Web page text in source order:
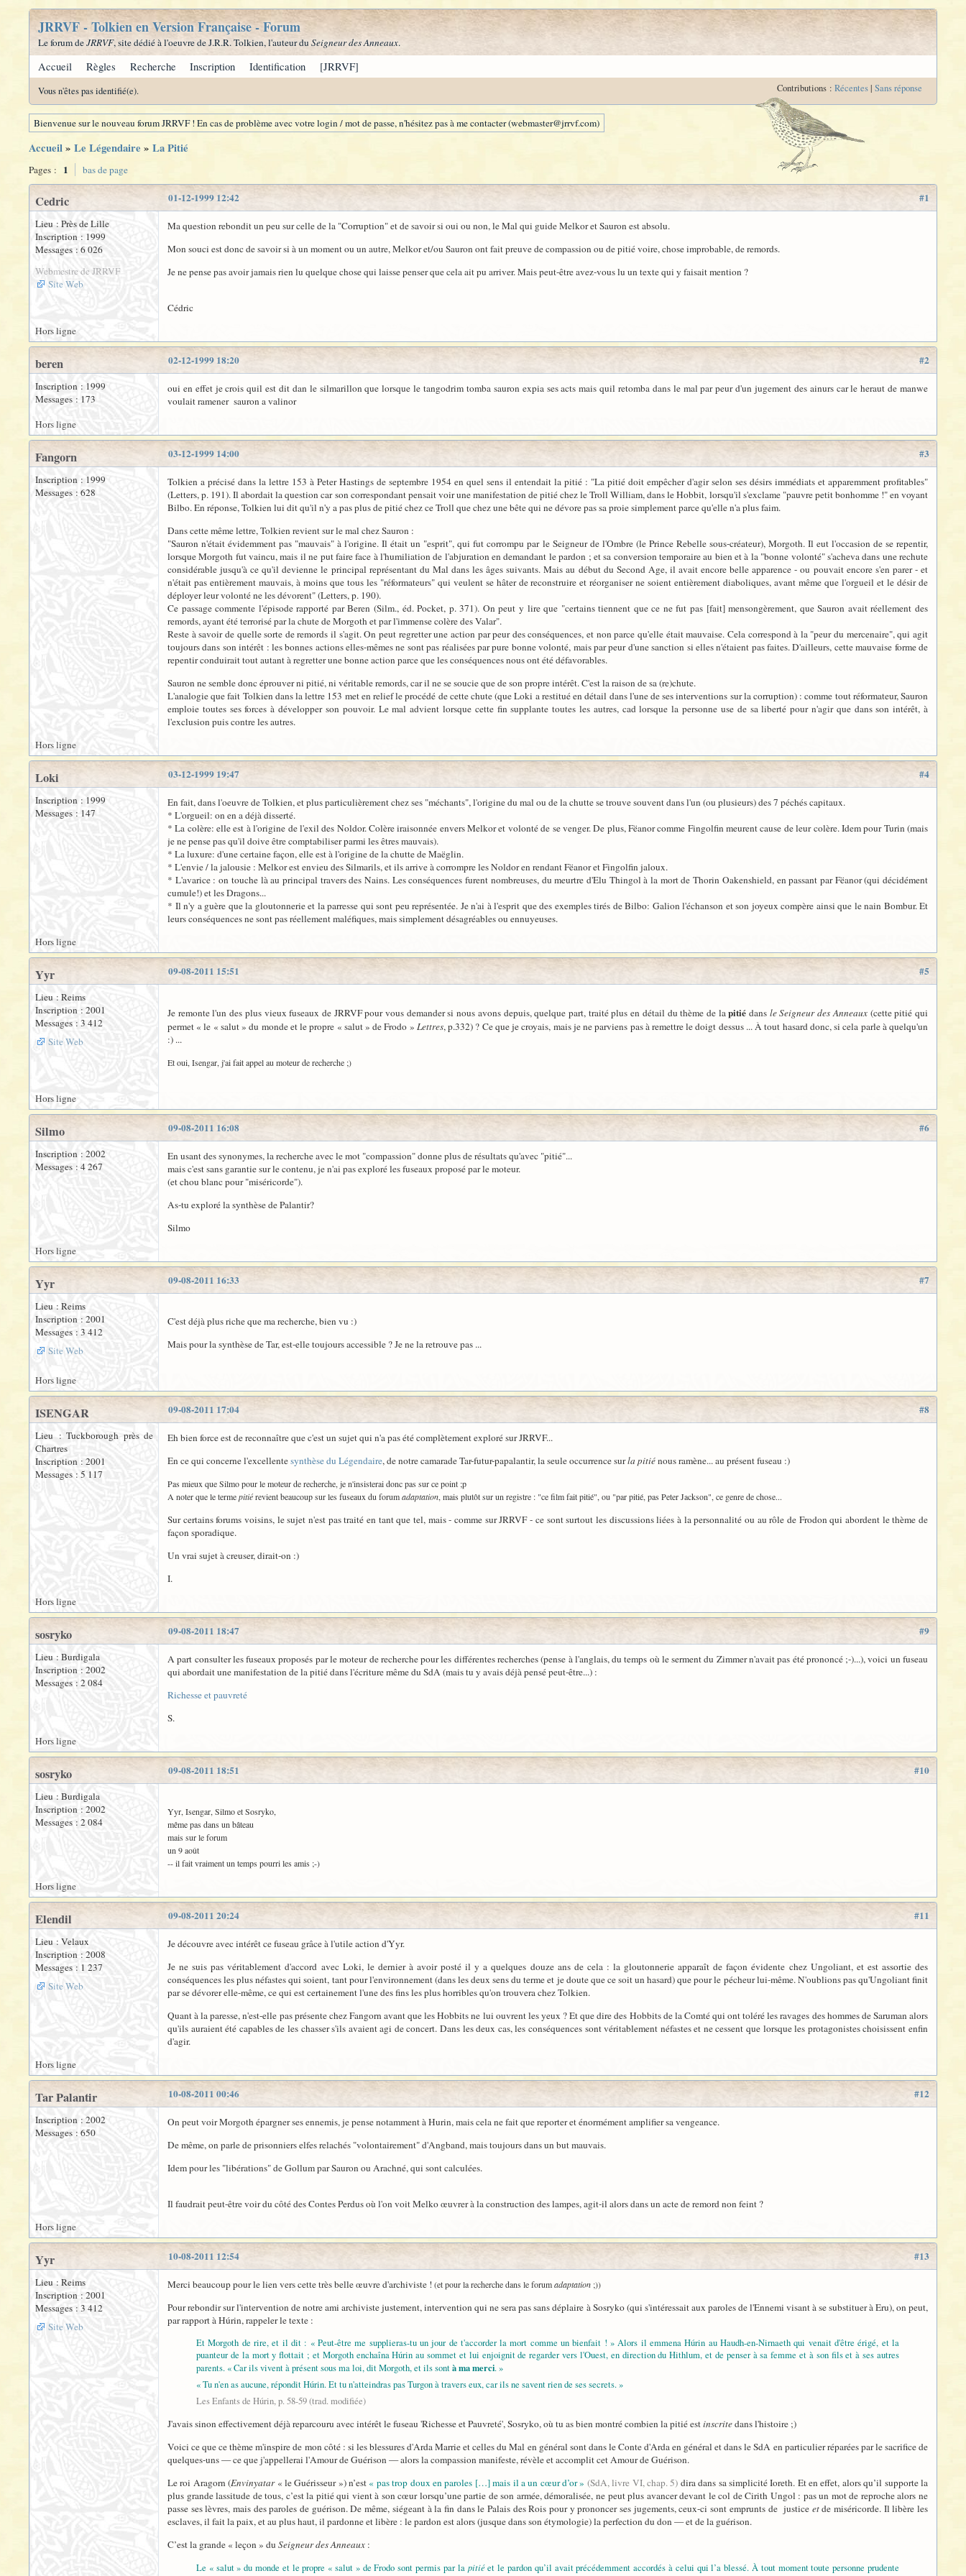
JRRVF - Tolkien en Version Française - Forum
Le forum deJRRVF, site dédié à l'oeuvre de J.R.R. Tolkien, l'auteur du Seigneur des Anneaux.
Accueil Règles Recherche Inscription Identification [JRRVF]
Vous n'êtes pas identifié(e). Contributions : Récentes| Sans réponse
Bienvenue sur le nouveau forum JRRVF ! En cas de problème avec votre login / mot de passe, n'hésitez pas à me contacter (webmaster@jrrvf.com)
Accueil» Le Légendaire » La Pitié
Pages : 1 bas de page
#1
01-12-1999 12:42
Cedric
Lieu : Près de Lille
Inscription : 1999
Messages : 6 026
Webmestre de JRRVF
Site Web
Ma question rebondit un peu sur celle de la "Corruption" et de savoir si oui ou non, le Mal qui guide Melkor et Sauron est absolu.
Mon souci est donc de savoir si à un moment ou un autre, Melkor et/ou Sauron ont fait preuve de compassion ou de pitié voire, chose improbable, de remords.
Je ne pense pas avoir jamais rien lu quelque chose qui laisse penser que cela ait pu arriver. Mais peut-être avez-vous lu un texte qui y faisait mention ?
Cédric
Hors ligne
#2
02-12-1999 18:20
beren
Inscription : 1999
Messages : 173
oui en effet je crois quil est dit dan le silmarillon que lorsque le tangodrim tomba sauron expia ses acts mais quil retomba dans le mal par peur d'un jugement des ainurs car le heraut de manwe
voulait ramener sauron a valinor
Hors ligne
#3
03-12-1999 14:00
Fangorn
Inscription : 1999
Messages : 628
Tolkien a précisé dans la lettre 153 à Peter Hastings de septembre 1954 en quel sens il entendait la pitié : "La pitié doit empêcher d'agir selon ses désirs immédiats et apparemment profitables"
(Letters, p. 191). Il abordait la question car son correspondant pensait voir une manifestation de pitié chez le Troll William, dans le Hobbit, lorsqu'il s'exclame "pauvre petit bonhomme !" en voyant
Bilbo. En réponse, Tolkien lui dit qu'il n'y a pas plus de pitié chez ce Troll que chez une bête qui ne dévore pas sa proie simplement parce qu'elle n'a plus faim.
Dans cette même lettre, Tolkien revient sur le mal chez Sauron :
"Sauron n'était évidemment pas "mauvais" à l'origine. Il était un "esprit", qui fut corrompu par le Seigneur de l'Ombre (le Prince Rebelle sous-créateur), Morgoth. Il eut l'occasion de se repentir,
lorsque Morgoth fut vaincu, mais il ne put faire face à l'humiliation de l'abjuration en demandant le pardon ; et sa conversion temporaire au bien et à la "bonne volonté" s'acheva dans une rechute
considérable jusqu'à ce qu'il devienne le principal représentant du Mal dans les âges suivants. Mais au début du Second Age, il avait encore belle apparence - ou pouvait encore s'en parer - et
n'était pas entièrement mauvais, à moins que tous les "réformateurs" qui veulent se hâter de reconstruire et réorganiser ne soient entièrement diaboliques, avant même que l'orgueil et le désir de
déployer leur volonté ne les dévorent" (Letters, p. 190).
Ce passage commente l'épisode rapporté par Beren (Silm., éd. Pocket, p. 371). On peut y lire que "certains tiennent que ce ne fut pas [fait] mensongèrement, que Sauron avait réellement des
remords, ayant été terrorisé par la chute de Morgoth et par l'immense colère des Valar".
Reste à savoir de quelle sorte de remords il s'agit. On peut regretter une action par peur des conséquences, et non parce qu'elle était mauvaise. Cela correspond à la "peur du mercenaire", qui agit
toujours dans son intérêt : les bonnes actions elles-mêmes ne sont pas réalisées par pure bonne volonté, mais par peur d'une sanction si elles n'étaient pas faites. D'ailleurs, cette mauvaise forme de
repentir conduirait tout autant à regretter une bonne action parce que les conséquences nous ont été défavorables.
Sauron ne semble donc éprouver ni pitié, ni véritable remords, car il ne se soucie que de son propre intérêt. C'est la raison de sa (re)chute.
L'analogie que fait Tolkien dans la lettre 153 met en relief le procédé de cette chute (que Loki a restitué en détail dans l'une de ses interventions sur la corruption) : comme tout réformateur, Sauron
emploie toutes ses forces à développer son pouvoir. Le mal advient lorsque cette fin supplante toutes les autres, cad lorsque la personne use de sa liberté pour n'agir que dans son intérêt, à
l'exclusion puis contre les autres.
Hors ligne
#4
03-12-1999 19:47
Loki
Inscription : 1999
Messages : 147
En fait, dans l'oeuvre de Tolkien, et plus particulièrement chez ses "méchants", l'origine du mal ou de la chutte se trouve souvent dans l'un (ou plusieurs) des 7 péchés capitaux.
* L'orgueil: on en a déjà disserté.
* La colère: elle est à l'origine de l'exil des Noldor. Colère iraisonnée envers Melkor et volonté de se venger. De plus, Fëanor comme Fingolfin meurent cause de leur colère. Idem pour Turin (mais
je ne pense pas qu'il doive être comptabiliser parmi les êtres mauvais).
* La luxure: d'une certaine façon, elle est à l'origine de la chutte de Maëglin.
* L'envie / la jalousie : Melkor est envieu des Silmarils, et ils arrive à corrompre les Noldor en rendant Fëanor et Fingolfin jaloux.
* L'avarice : on touche là au principal travers des Nains. Les conséquences furent nombreuses, du meurtre d'Elu Thingol à la mort de Thorin Oakenshield, en passant par Fëanor (qui décidément
cumule!) et les Dragons...
* Il n'y a guère que la gloutonnerie et la parresse qui sont peu représentée. Je n'ai à l'esprit que des exemples tirés de Bilbo: Galion l'échanson et son joyeux compère ainsi que le nain Bombur. Et
leurs conséquences ne sont pas réellement maléfiques, mais simplement désagréables ou ennuyeuses.
Hors ligne
#5
09-08-2011 15:51
Yyr
Lieu : Reims
Inscription : 2001
Messages : 3 412
Site Web
Je remonte l'un des plus vieux fuseaux de JRRVF pour vous demander si nous avons depuis, quelque part, traité plus en détail du thème de lapitié dans le Seigneur des Anneaux(cette pitié qui
permet « le « salut » du monde et le propre « salut » de Frodo » Lettres, p.332) ? Ce que je croyais, mais je ne parviens pas à remettre le doigt dessus ... À tout hasard donc, si cela parle à quelqu'un
:) ...
Et oui, Isengar, j'ai fait appel au moteur de recherche ;)
Hors ligne
#6
09-08-2011 16:08
Silmo
Inscription : 2002
Messages : 4 267
En usant des synonymes, la recherche avec le mot "compassion" donne plus de résultats qu'avec "pitié"...
mais c'est sans garantie sur le contenu, je n'ai pas exploré les fuseaux proposé par le moteur.
(et chou blanc pour "miséricorde").
As-tu exploré la synthèse de Palantir?
Silmo
Hors ligne
#7
09-08-2011 16:33
Yyr
Lieu : Reims
Inscription : 2001
Messages : 3 412
Site Web
C'est déjà plus riche que ma recherche, bien vu :)
Mais pour la synthèse de Tar, est-elle toujours accessible ? Je ne la retrouve pas ...
Hors ligne
#8
09-08-2011 17:04
ISENGAR
Lieu : Tuckborough près de
Chartres
Inscription : 2001
Messages : 5 117
Eh bien force est de reconnaître que c'est un sujet qui n'a pas été complètement exploré sur JRRVF...
En ce qui concerne l'excellentesynthèse du Légendaire, de notre camarade Tar-futur-papalantir, la seule occurrence surla pitiénous ramène... au présent fuseau :)
Pas mieux que Silmo pour le moteur de recherche, je n'insisterai donc pas sur ce point ;p
A noter que le termepitiérevient beaucoup sur les fuseaux du forumadaptation, mais plutôt sur un registre : "ce film fait pitié", ou "par pitié, pas Peter Jackson", ce genre de chose...
Sur certains forums voisins, le sujet n'est pas traité en tant que tel, mais - comme sur JRRVF - ce sont surtout les discussions liées à la personnalité ou au rôle de Frodon qui abordent le thème de
façon sporadique.
Un vrai sujet à creuser, dirait-on :)
I.
Hors ligne
#9
09-08-2011 18:47
sosryko
Lieu : Burdigala
Inscription : 2002
Messages : 2 084
A part consulter les fuseaux proposés par le moteur de recherche pour les différentes recherches (pense à l'anglais, du temps où le serment du Zimmer n'avait pas été prononcé ;-)...), voici un fuseau
qui abordait une manifestation de la pitié dans l'écriture même du SdA (mais tu y avais déjà pensé peut-être...) :
Richesse et pauvreté
S.
Hors ligne
#10
09-08-2011 18:51
sosryko
Lieu : Burdigala
Inscription : 2002
Messages : 2 084
Yyr, Isengar, Silmo et Sosryko,
même pas dans un bâteau
mais sur le forum
un 9 août
-- il fait vraiment un temps pourri les amis ;-)
Hors ligne
#11
09-08-2011 20:24
Elendil
Lieu : Velaux
Inscription : 2008
Messages : 1 237
Site Web
Je découvre avec intérêt ce fuseau grâce à l'utile action d'Yyr.
Je ne suis pas véritablement d'accord avec Loki, le dernier à avoir posté il y a quelques douze ans de cela : la gloutonnerie apparaît de façon évidente chez Ungoliant, et est assortie des
conséquences les plus néfastes qui soient, tant pour l'environnement (dans les deux sens du terme et je doute que ce soit un hasard) que pour le pécheur lui-même. N'oublions pas qu'Ungoliant finit
par se dévorer elle-même, ce qui est certainement l'une des fins les plus horribles qu'on trouvera chez Tolkien.
Quant à la paresse, n'est-elle pas présente chez Fangorn avant que les Hobbits ne lui ouvrent les yeux ? Et que dire des Hobbits de la Comté qui ont toléré les ravages des hommes de Saruman alors
qu'ils auraient été capables de les chasser s'ils avaient agi de concert. Dans les deux cas, les conséquences sont véritablement néfastes et ne cessent que lorsque les protagonistes choisissent enfin
d'agir.
Hors ligne
#12
10-08-2011 00:46
Tar Palantir
Inscription : 2002
Messages : 650
On peut voir Morgoth épargner ses ennemis, je pense notamment à Hurin, mais cela ne fait que reporter et énormément amplifier sa vengeance.
De même, on parle de prisonniers elfes relachés "volontairement" d'Angband, mais toujours dans un but mauvais.
Idem pour les "libérations" de Gollum par Sauron ou Arachné, qui sont calculées.
Il faudrait peut-être voir du côté des Contes Perdus où l'on voit Melko œuvrer à la construction des lampes, agit-il alors dans un acte de remord non feint ?
Hors ligne
#13
10-08-2011 12:54
Yyr
Lieu : Reims
Inscription : 2001
Messages : 3 412
Site Web
Merci beaucoup pour le lien vers cette très belle œuvre d'archiviste ! (et pour la recherche dans le forumadaptation ;))
Pour rebondir sur l'intervention de notre ami archiviste justement, intervention qui ne sera pas sans déplaire à Sosryko (qui s'intéressait aux paroles de l'Ennemi visant à se substituer à Eru), on peut,
par rapport à Húrin, rappeler le texte :
Et Morgoth de rire, et il dit : « Peut-être me supplieras-tu un jour de t'accorder la mort comme un bienfait ! » Alors il emmena Húrin au Haudh-en-Nirnaeth qui venait d'être érigé, et la
puanteur de la mort y flottait ; et Morgoth enchaîna Húrin au sommet et lui enjoignit de regarder vers l'Ouest, en direction du Hithlum, et de penser à sa femme et à son fils et à ses autres
parents. « Car ils vivent à présent sous ma loi, dit Morgoth, et ils sontà ma merci. »
« Tu n'en as aucune, répondit Húrin. Et tu n'atteindras pas Turgon à travers eux, car ils ne savent rien de ses secrets. »
Les Enfants de Húrin, p. 58-59 (trad. modifiée)
J'avais sinon effectivement déjà reparcouru avec intérêt le fuseau 'Richesse et Pauvreté', Sosryko, où tu as bien montré combien la pitié estinscritedans l'histoire ;)
Voici ce que ce thème m'inspire de mon côté : si les blessures d'Arda Marrie et celles du Mal en général sont dans le Conte d'Arda en général et dans le SdA en particulier réparées par le sacrifice de
quelques-uns — ce que j'appellerai l'Amour de Guérison — alors la compassion manifeste, révèle et accomplit cet Amour de Guérison.
Le roi Aragorn (Envinyatar« le Guérisseur ») n’est « pas trop doux en paroles […] mais il a un cœur d’or » (SdA, livre VI, chap. 5) dira dans sa simplicité Ioreth. Et en effet, alors qu’il supporte la
plus grande lassitude de tous, c’est la pitié qui vient à son cœur lorsqu’une partie de son armée, démoralisée, ne peut plus avancer devant le col de Cirith Ungol : pas un mot de reproche alors ne
passe ses lèvres, mais des paroles de guérison. De même, siégeant à la fin dans le Palais des Rois pour y prononcer ses jugements, ceux-ci sont emprunts de justice etde miséricorde. Il libère les
esclaves, il fait la paix, et au plus haut, il pardonne et libère : le pardon est alors (jusque dans son étymologie) la perfection du don — et de la guérison.
C’est la grande « leçon » du Seigneur des Anneaux :
Le « salut » du monde et le propre « salut » de Frodo sont permis par la pitiéet le pardon qu’il avait précédemment accordés à celui qui l’a blessé. À tout moment toute personne prudente